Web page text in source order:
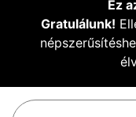
Ez
Gratulálunk!